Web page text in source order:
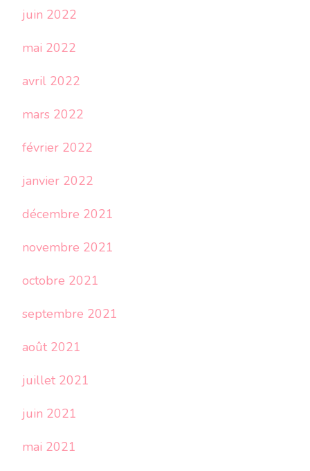
juin 2022
mai 2022
avril 2022
mars 2022
février 2022
janvier 2022
décembre 2021
novembre 2021
octobre 2021
septembre 2021
août 2021
juillet 2021
juin 2021
mai 2021